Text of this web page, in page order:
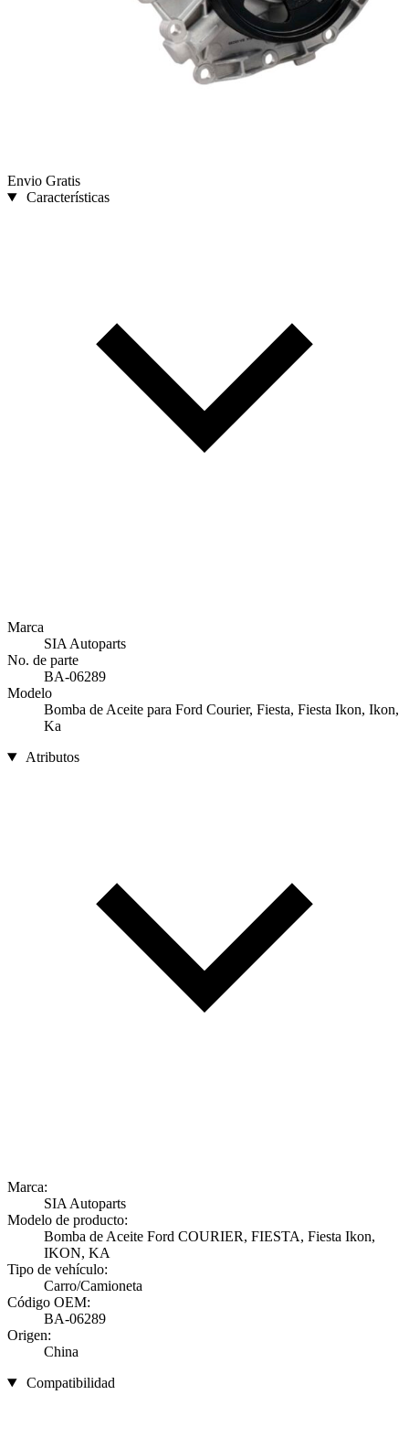
Envio Gratis
Características
Marca
SIA Autoparts
No. de parte
BA-06289
Modelo
Bomba de Aceite para Ford Courier, Fiesta, Fiesta Ikon, Ikon,
Ka
Atributos
Marca:
SIA Autoparts
Modelo de producto:
Bomba de Aceite Ford COURIER, FIESTA, Fiesta Ikon,
IKON, KA
Tipo de vehículo:
Carro/Camioneta
Código OEM:
BA-06289
Origen:
China
Compatibilidad